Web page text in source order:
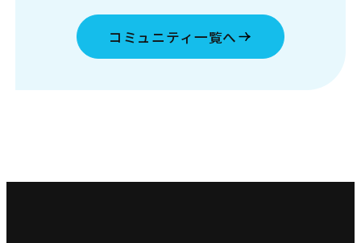
コミュニティ一覧へ